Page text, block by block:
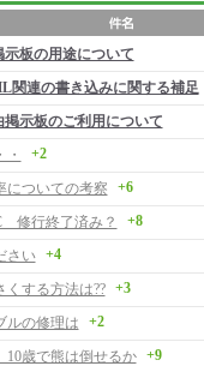
示板の用途について
関連の書き込みに関する補足
掲示板のご利用について
+2
についての考察 +6
修行終了済み？ +8
さい +4
くする方法は?? +3
ルの修理は +2
10歳で熊は倒せるか +9